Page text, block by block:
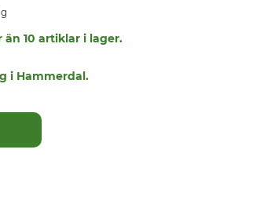
än 10 artiklar i lager.
i Hammerdal.